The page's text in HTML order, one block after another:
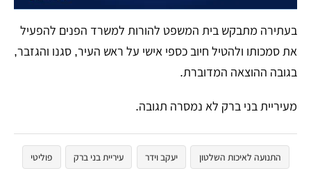
​בעתירה מתבקש בית המשפט להורות למשרד הפנים להפעיל
את סמכותו ולהטיל חיוב כספי אישי על ראש העיר, סגנו והגזבר,
בגובה ההוצאה המדוברת.
מעיריית בני ברק לא נמסרה תגובה.
התנועה לאיכות השלטון יעקב וידר עיריית בני ברק פוליטי